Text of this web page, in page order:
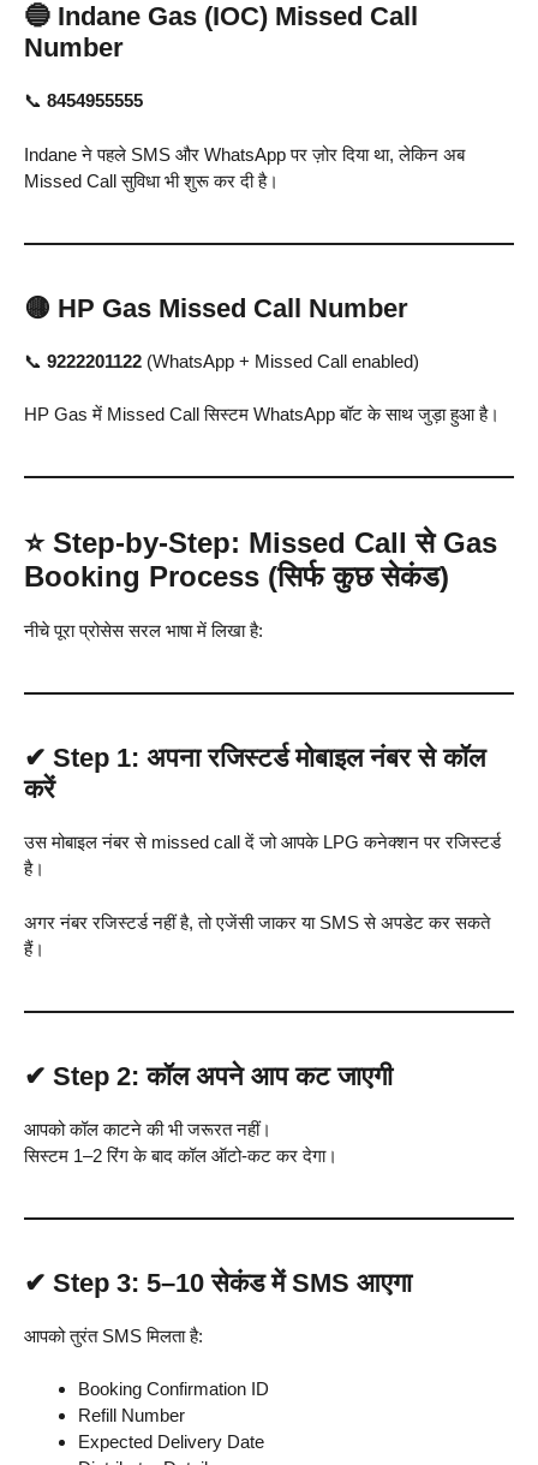
🔵 Indane Gas (IOC) Missed Call
Number
📞 8454955555
Indane ने पहले SMS और WhatsApp पर ज़ोर दिया था, लेकिन अब
Missed Call सुविधा भी शुरू कर दी है।
🟡 HP Gas Missed Call Number
📞 9222201122 (WhatsApp + Missed Call enabled)
HP Gas में Missed Call सिस्टम WhatsApp बॉट के साथ जुड़ा हुआ है।
⭐ Step-by-Step: Missed Call से Gas
Booking Process (सिर्फ कुछ सेकंड)
नीचे पूरा प्रोसेस सरल भाषा में लिखा है:
✔ Step 1: अपना रजिस्टर्ड मोबाइल नंबर से कॉल
करें
उस मोबाइल नंबर से missed call दें जो आपके LPG कनेक्शन पर रजिस्टर्ड
है।
अगर नंबर रजिस्टर्ड नहीं है, तो एजेंसी जाकर या SMS से अपडेट कर सकते
हैं।
✔ Step 2: कॉल अपने आप कट जाएगी
आपको कॉल काटने की भी जरूरत नहीं।
सिस्टम 1–2 रिंग के बाद कॉल ऑटो-कट कर देगा।
✔ Step 3: 5–10 सेकंड में SMS आएगा
आपको तुरंत SMS मिलता है:
Booking Confirmation ID
Refill Number
Expected Delivery Date